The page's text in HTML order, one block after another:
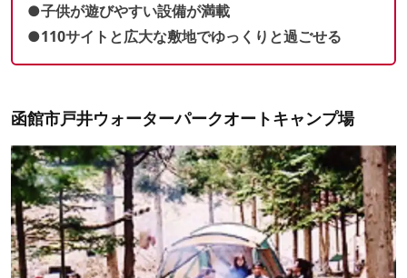
●子供が遊びやすい設備が満載
●110サイトと広大な敷地でゆっくりと過ごせる
函館市戸井ウォーターパークオートキャンプ場